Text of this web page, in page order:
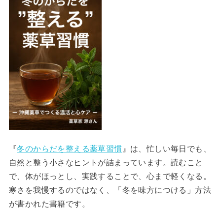
『冬のからだを整える薬草習慣』は、忙しい毎日でも、
自然と整う小さなヒントが詰まっています。読むこと
で、体がほっとし、実践することで、心まで軽くなる。
寒さを我慢するのではなく、「冬を味方につける」方法
が書かれた書籍です。